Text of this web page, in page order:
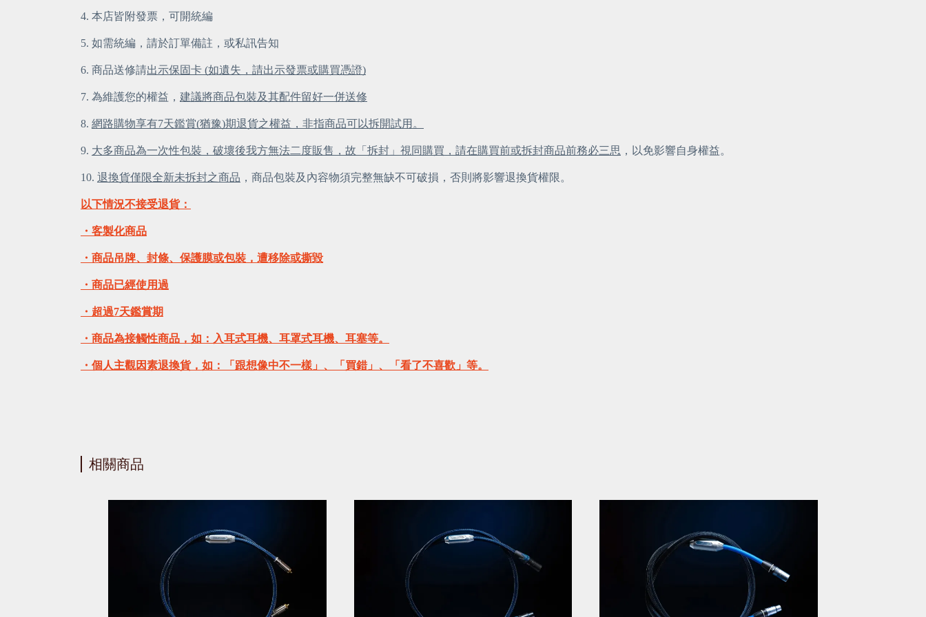
4. 本店皆附發票，可開統編
5. 如需統編，請於訂單備註，或私訊告知
6. 商品送修請出示保固卡 (如遺失，請出示發票或購買憑證)
7. 為維護您的權益， 建議將商品包裝及其配件留好一併送修
8. 網路購物享有7天鑑賞(猶豫)期退貨之權益，非指商品可以拆開試用。
9. 大多商品為一次性包裝，破壞後我方無法二度販售，故「拆封」視同購買，請在購買前或拆封商品前務必三思 ，以免影響自身權益。
10. 退換貨僅限全新未拆封之商品 ，商品包裝及內容物須完整無缺不可破損，否則將影響退換貨權限。
以下情況不接受退貨：
・客製化商品
・商品吊牌、封條、保護膜或包裝，遭移除或撕毀
・商品已經使用過
・超過7天鑑賞期
・商品為接觸性商品，如：入耳式耳機、耳罩式耳機、耳塞等。
・個人主觀因素退換貨，如：「跟想像中不一樣」、「買錯」、「看了不喜歡」等。
相關商品